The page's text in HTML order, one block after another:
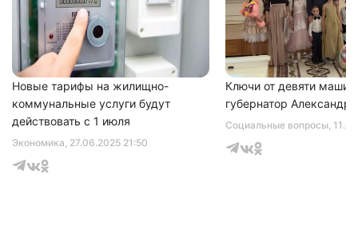
Экономика, 27.06.2025 21:50
Новые тарифы на жилищно-
коммунальные услуги будут
действовать с 1 июля
Социальные вопросы,
Ключи от девяти машин
губернатор Александр